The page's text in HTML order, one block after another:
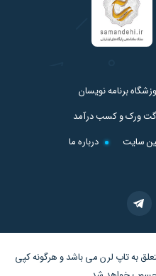
برنامه نویسان
گت ورک و کسب درآمد
سایت
درباره ما
بهتاپ لرنمی باشد و هرگونه کپی